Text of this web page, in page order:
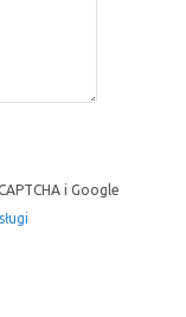
i Google